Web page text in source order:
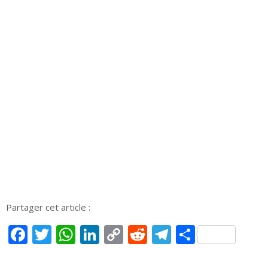
Partager cet article :
Facebook
Twitter
WhatsApp
LinkedIn
CopyReddit
Telegram